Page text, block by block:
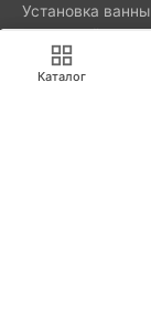
Установка ванны
акриловой
Каталог
Мы
работы сайта.
принимаете